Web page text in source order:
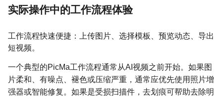
实际操作中的工作流程体验
工作流程快速便捷：上传图片、选择模板、预览动态、导出
短视频。
一个典型的PicMa工作流程通常从AI视频之前开始。如果图
片柔和、有噪点、褪色或压缩严重，通常应优先使用照片增
强器或智能修复。如果是受损扫描件，去划痕可帮助去除明